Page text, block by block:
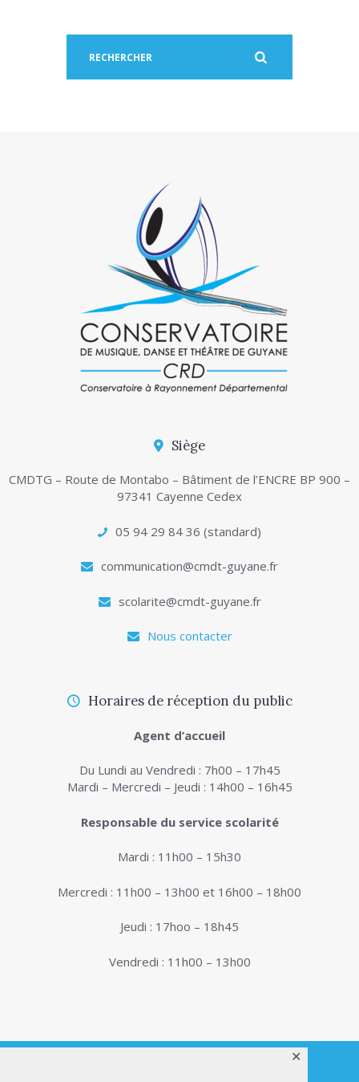
✕
Siège
CMDTG – Route de Montabo – Bâtiment de l’ENCRE BP 900 –
97341 Cayenne Cedex
05 94 29 84 36 (standard)
communication@cmdt-guyane.fr
scolarite@cmdt-guyane.fr
Nous contacter
Horaires de réception du public
Agent d’accueil
Du Lundi au Vendredi : 7h00 – 17h45
Mardi – Mercredi – Jeudi : 14h00 – 16h45
Responsable du service scolarité
Mardi : 11h00 – 15h30
Mercredi : 11h00 – 13h00 et 16h00 – 18h00
Jeudi : 17hoo – 18h45
Vendredi : 11h00 – 13h00